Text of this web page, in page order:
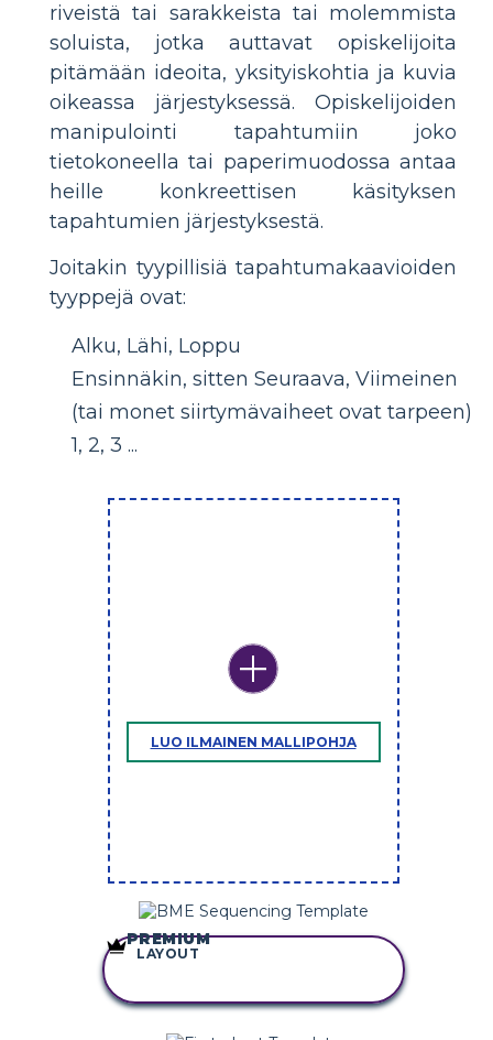
riveistä tai sarakkeista tai molemmista
soluista, jotka auttavat opiskelijoita
pitämään ideoita, yksityiskohtia ja kuvia
oikeassa järjestyksessä. Opiskelijoiden
manipulointi tapahtumiin joko
tietokoneella tai paperimuodossa antaa
heille konkreettisen käsityksen
tapahtumien järjestyksestä.
Joitakin tyypillisiä tapahtumakaavioiden
tyyppejä ovat:
Alku, Lähi, Loppu
Ensinnäkin, sitten Seuraava, Viimeinen
(tai monet siirtymävaiheet ovat tarpeen)
1, 2, 3 ...
LUO ILMAINEN MALLIPOHJA
KOPIOI TÄMÄ
PREMIUM
LAYOUT